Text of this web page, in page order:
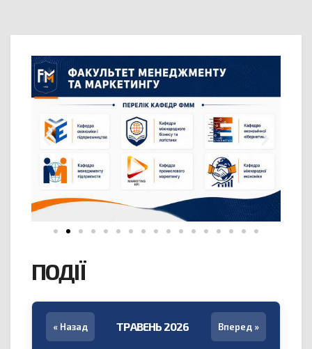
ПОДІЇ
« Назад ТРАВЕНЬ 2026 Вперед »